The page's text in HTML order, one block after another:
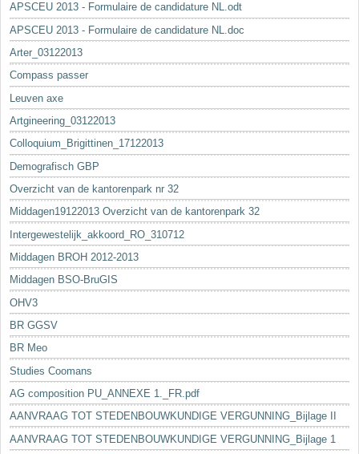
APSCEU 2013 - Formulaire de candidature NL.odt
APSCEU 2013 - Formulaire de candidature NL.doc
Arter_03122013
Compass passer
Leuven axe
Artgineering_03122013
Colloquium_Brigittinen_17122013
Demografisch GBP
Overzicht van de kantorenpark nr 32
Middagen19122013 Overzicht van de kantorenpark 32
Intergewestelijk_akkoord_RO_310712
Middagen BROH 2012-2013
Middagen BSO-BruGIS
OHV3
BR GGSV
BR Meo
Studies Coomans
AG composition PU_ANNEXE 1._FR.pdf
AANVRAAG TOT STEDENBOUWKUNDIGE VERGUNNING_Bijlage II
AANVRAAG TOT STEDENBOUWKUNDIGE VERGUNNING_Bijlage 1